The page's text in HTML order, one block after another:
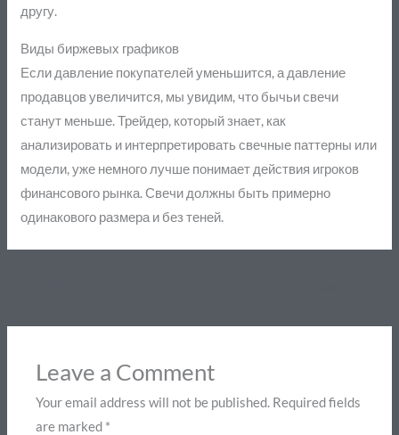
другу.
Виды биржевых графиков
Если давление покупателей уменьшится, а давление
продавцов увеличится, мы увидим, что бычьи свечи
станут меньше. Трейдер, который знает, как
анализировать и интерпретировать свечные паттерны или
модели, уже немного лучше понимает действия игроков
финансового рынка. Свечи должны быть примерно
одинакового размера и без теней.
Leave a Comment
Your email address will not be published. Required fields
are marked *